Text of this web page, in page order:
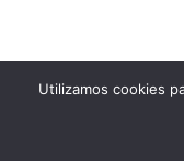
Utilizamos cookies